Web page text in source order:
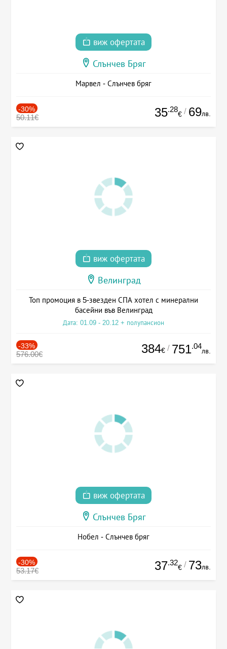
виж офертата
Слънчев Бряг
Марвел - Слънчев бряг
-30%
50.11€ 35.28
€ / 69лв.
виж офертата
Велинград
Топ промоция в 5-звезден СПА хотел с минерални
басейни във Велинград
Дата: 01.09 - 20.12 + полупансион
-33%
576.00€ 384€ / 751.04
лв.
виж офертата
Слънчев Бряг
Нобел - Слънчев бряг
-30%
53.17€ 37.32
€ / 73лв.